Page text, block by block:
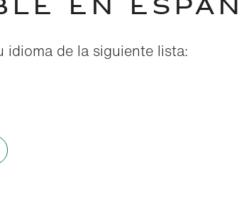
EN
idioma de la siguiente lista: